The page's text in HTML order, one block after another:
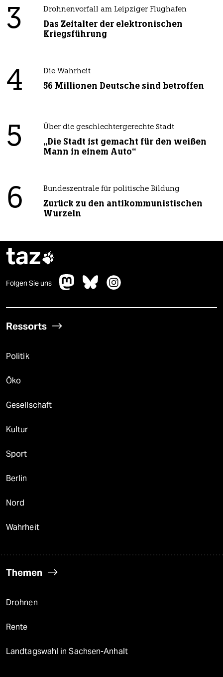
3 Drohnenvorfall am Leipziger Flughafen
Das Zeitalter der elektronischen
Kriegsführung
4 Die Wahrheit
56 Millionen Deutsche sind betroffen
5 Über die geschlechtergerechte Stadt
„Die Stadt ist gemacht für den weißen
Mann in einem Auto“
6 Bundeszentrale für politische Bildung
Zurück zu den antikommunistischen
Wurzeln
taz
Folgen Sie uns
Ressorts
Politik
Öko
Gesellschaft
Kultur
Sport
Berlin
Nord
Wahrheit
Themen
Drohnen
Rente
Landtagswahl in Sachsen-Anhalt